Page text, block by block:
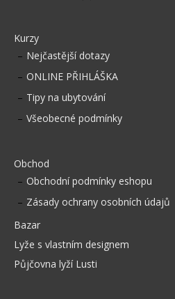
Kurzy
Nejčastější dotazy
ONLINE PŘIHLÁŠKA
Tipy na ubytování
Všeobecné podmínky
Obchod
Obchodní podmínky eshopu
Zásady ochrany osobních údajů
Bazar
Lyže s vlastním designem
Půjčovna lyží Lusti